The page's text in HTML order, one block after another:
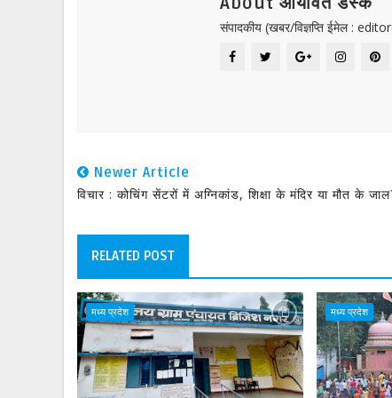
संपादकीय (खबर/विज्ञप्ति ईमेल :
Newer Article
विचार : कोचिंग सेंटरों में अग्निकांड, शिक्षा के मंदिर या मौत के
RELATED POST
मध्य प्रदेश मध्य प्रदेश